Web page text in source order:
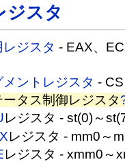
ジスタ
ジスタ - EAX、
メントレジスタ -
ータス制御レジスタ
レジスタ - st(0)～
レジスタ - mm0～
レジスタ - xmm0～